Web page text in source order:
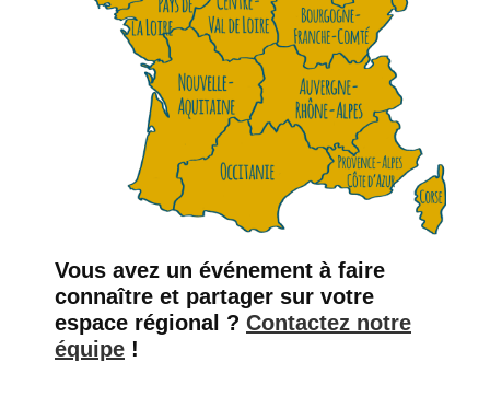
Vous avez un événement à faire
connaître et partager sur votre
espace régional ? Contactez notre
équipe !